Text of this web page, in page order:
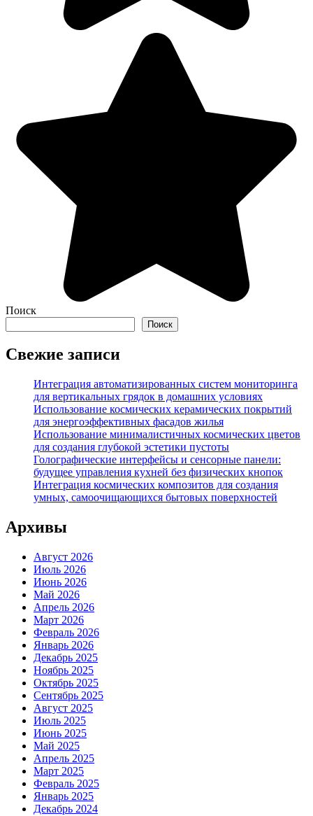
Поиск
Поиск
Свежие записи
Интеграция автоматизированных систем мониторинга
для вертикальных грядок в домашних условиях
Использование космических керамических покрытий
для энергоэффективных фасадов жилья
Использование минималистичных космических цветов
для создания глубокой эстетики пустоты
Голографические интерфейсы и сенсорные панели:
будущее управления кухней без физических кнопок
Интеграция космических композитов для создания
умных, самоочищающихся бытовых поверхностей
Архивы
Август 2026
Июль 2026
Июнь 2026
Май 2026
Апрель 2026
Март 2026
Февраль 2026
Январь 2026
Декабрь 2025
Ноябрь 2025
Октябрь 2025
Сентябрь 2025
Август 2025
Июль 2025
Июнь 2025
Май 2025
Апрель 2025
Март 2025
Февраль 2025
Январь 2025
Декабрь 2024